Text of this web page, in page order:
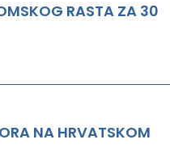
RASTA ZA 30
NA HRVATSKOM